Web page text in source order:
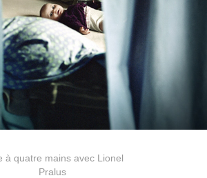
à quatre mains avec Lionel
Pralus